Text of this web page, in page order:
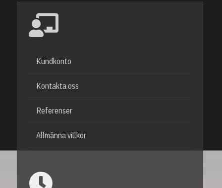
Kundkonto
Kontakta oss
Referenser
Allmänna villkor